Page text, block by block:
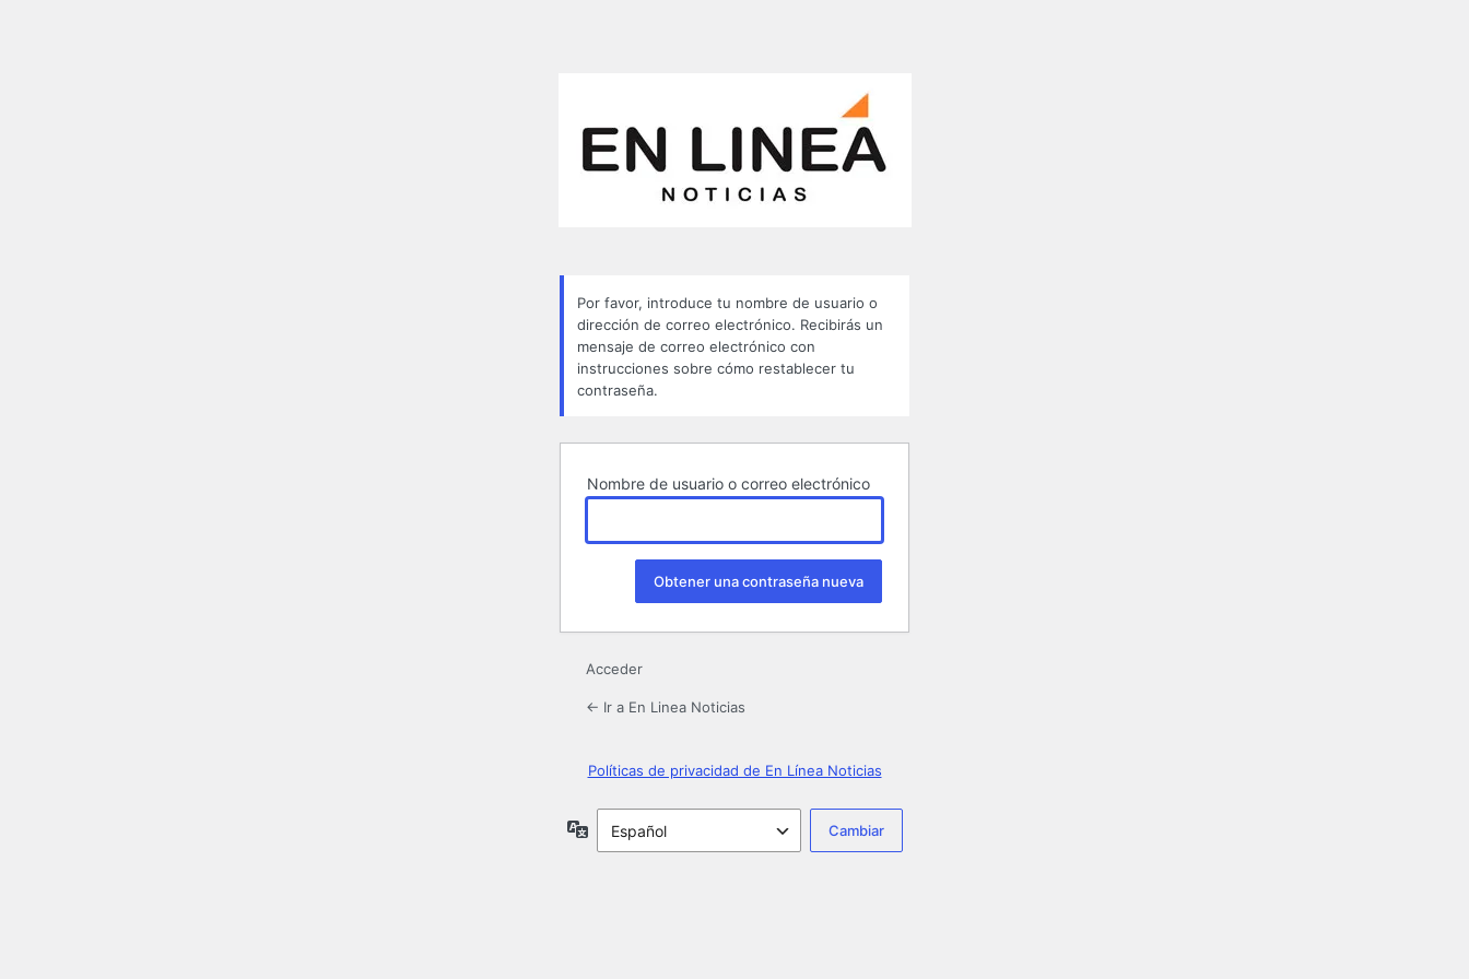
Por favor, introduce tu nombre de usuario o
dirección de correo electrónico. Recibirás un
mensaje de correo electrónico con
instrucciones sobre cómo restablecer tu
contraseña.
Nombre de usuario o correo electrónico
Acceder
← Ir a En Linea Noticias
Políticas de privacidad de En Línea Noticias
Idioma